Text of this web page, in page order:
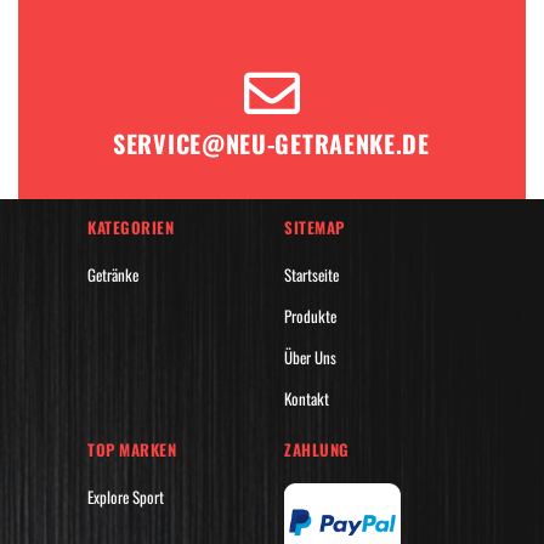
SERVICE@NEU-GETRAENKE.DE
KATEGORIEN
Getränke
SITEMAP
Startseite
Produkte
Über Uns
Kontakt
TOP MARKEN
Explore Sport
ZAHLUNG